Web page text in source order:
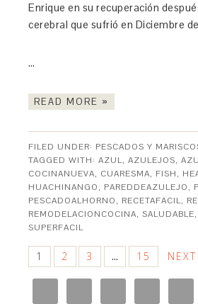
Enrique en su recuperación
cerebral que sufrió en Diciembre
…
READ MORE »
FILED UNDER: PESCADOS Y
TAGGED WITH:AZUL,AZULEJOS,
COCINANUEVA, CUARESMA, FISH,
HUACHINANGO, PAREDDEAZULEJO,
PESCADOALHORNO, RECETAFACIL,
REMODELACIONCOCINA,SALUDABLE
SUPERFACIL
1 2 3 … 15